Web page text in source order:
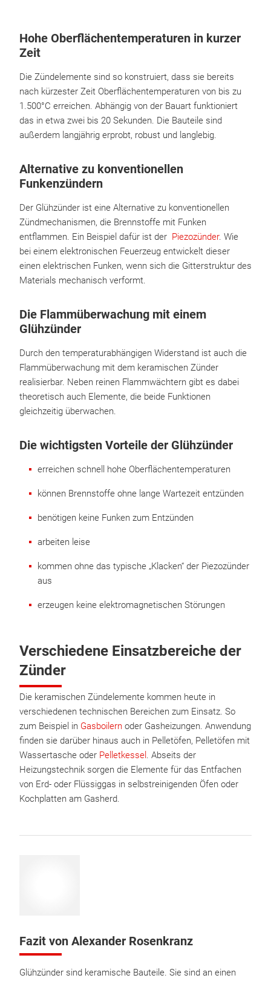
Hohe Oberflächentemperaturen in kurzer
Zeit
Die Zündelemente sind so konstruiert, dass sie bereits
nach kürzester Zeit Oberflächentemperaturen von bis zu
1.500°C erreichen. Abhängig von der Bauart funktioniert
das in etwa zwei bis 20 Sekunden. Die Bauteile sind
außerdem langjährig erprobt, robust und langlebig.
Alternative zu konventionellen
Funkenzündern
Der Glühzünder ist eine Alternative zu konventionellen
Zündmechanismen, die Brennstoffe mit Funken
entflammen. Ein Beispiel dafür ist der Piezozünder. Wie
bei einem elektronischen Feuerzeug entwickelt dieser
einen elektrischen Funken, wenn sich die Gitterstruktur des
Materials mechanisch verformt.
Die Flammüberwachung mit einem
Glühzünder
Durch den temperaturabhängigen Widerstand ist auch die
Flammüberwachung mit dem keramischen Zünder
realisierbar. Neben reinen Flammwächtern gibt es dabei
theoretisch auch Elemente, die beide Funktionen
gleichzeitig überwachen.
Die wichtigsten Vorteile der Glühzünder
erreichen schnell hohe Oberflächentemperaturen
können Brennstoffe ohne lange Wartezeit entzünden
benötigen keine Funken zum Entzünden
arbeiten leise
kommen ohne das typische „Klacken“ der Piezozünder
aus
erzeugen keine elektromagnetischen Störungen
Verschiedene Einsatzbereiche der
Zünder
Die keramischen Zündelemente kommen heute in
verschiedenen technischen Bereichen zum Einsatz. So
zum Beispiel in Gasboilern oder Gasheizungen. Anwendung
finden sie darüber hinaus auch in Pelletöfen, Pelletöfen mit
Wassertasche oder Pelletkessel . Abseits der
Heizungstechnik sorgen die Elemente für das Entfachen
von Erd- oder Flüssiggas in selbstreinigenden Öfen oder
Kochplatten am Gasherd.
Fazit von Alexander Rosenkranz
Glühzünder sind keramische Bauteile. Sie sind an einen